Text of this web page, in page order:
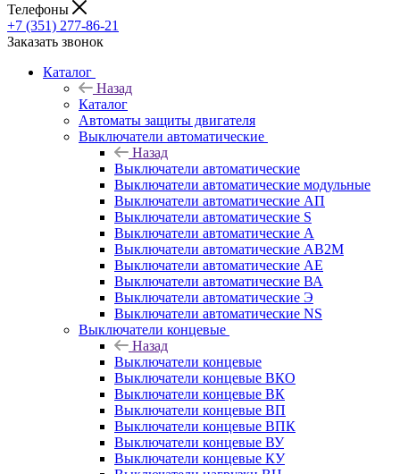
Телефоны
+7 (351) 277-86-21
Заказать звонок
Каталог
Назад
Каталог
Автоматы защиты двигателя
Выключатели автоматические
Назад
Выключатели автоматические
Выключатели автоматические модульные
Выключатели автоматические АП
Выключатели автоматические S
Выключатели автоматические А
Выключатели автоматические АВ2М
Выключатели автоматические АЕ
Выключатели автоматические ВА
Выключатели автоматические Э
Выключатели автоматические NS
Выключатели концевые
Назад
Выключатели концевые
Выключатели концевые ВКО
Выключатели концевые ВК
Выключатели концевые ВП
Выключатели концевые ВПК
Выключатели концевые ВУ
Выключатели концевые КУ